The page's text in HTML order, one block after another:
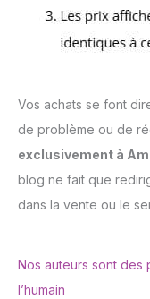
Vos achats se font
de problème ou de
exclusivement à
blog ne fait que
dans la vente ou le
Nos auteurs sont des
l’humain